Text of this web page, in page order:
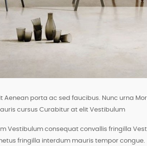
Aenean porta ac sed faucibus. Nunc urna
cursus Curabitur at elit Vestibulum
Vestibulum consequat convallis fringilla
fringilla interdum mauris tempor congue.